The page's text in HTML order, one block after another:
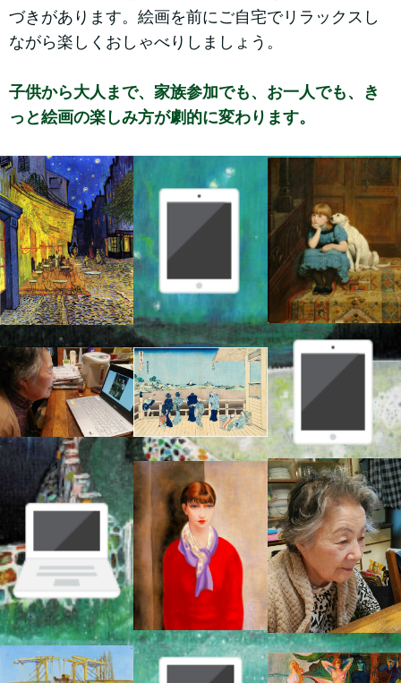
づきがあります。絵画を前にご自宅でリラックスし
ながら楽しくおしゃべりしましょう。
子供から大人まで、家族参加でも、お一人でも、き
っと絵画の楽しみ方が劇的に変わります。